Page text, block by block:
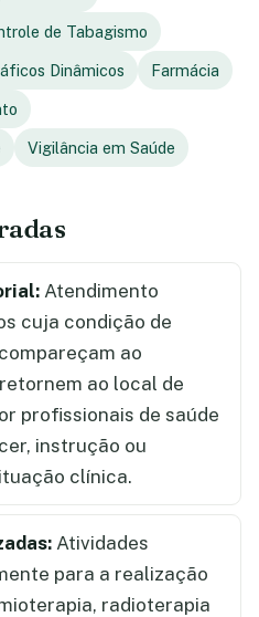
de Tabagismo
Dinâmicos Farmácia
Vigilância em Saúde
Atendimento
cuja condição de
ao
ao local de
profissionais de saúde
instrução ou
clínica.
Atividades
para a realização
radioterapia